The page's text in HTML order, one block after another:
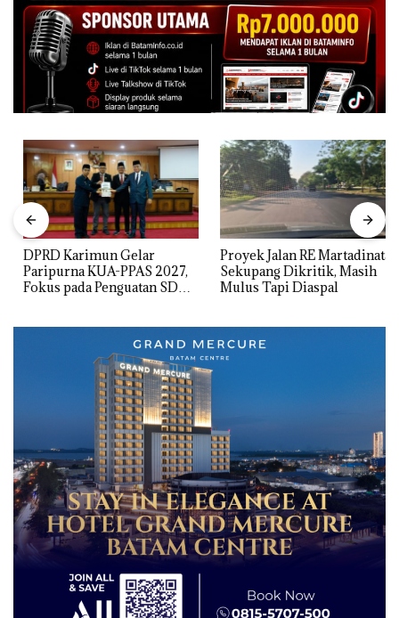
DPRD Karimun Gelar
Paripurna KUA-PPAS 2027,
Fokus pada Penguatan SDM,
Proyek Jalan RE Martadinata
Sekupang Dikritik, Masih
Mulus Tapi Diaspal